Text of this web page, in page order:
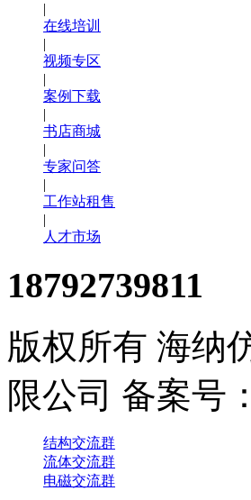
|
在线培训
|
视频专区
|
案例下载
|
书店商城
|
专家问答
|
工作站租售
|
人才市场
18792739811
版权所有 海纳
限公司 备案号：
结构交流群
流体交流群
电磁交流群